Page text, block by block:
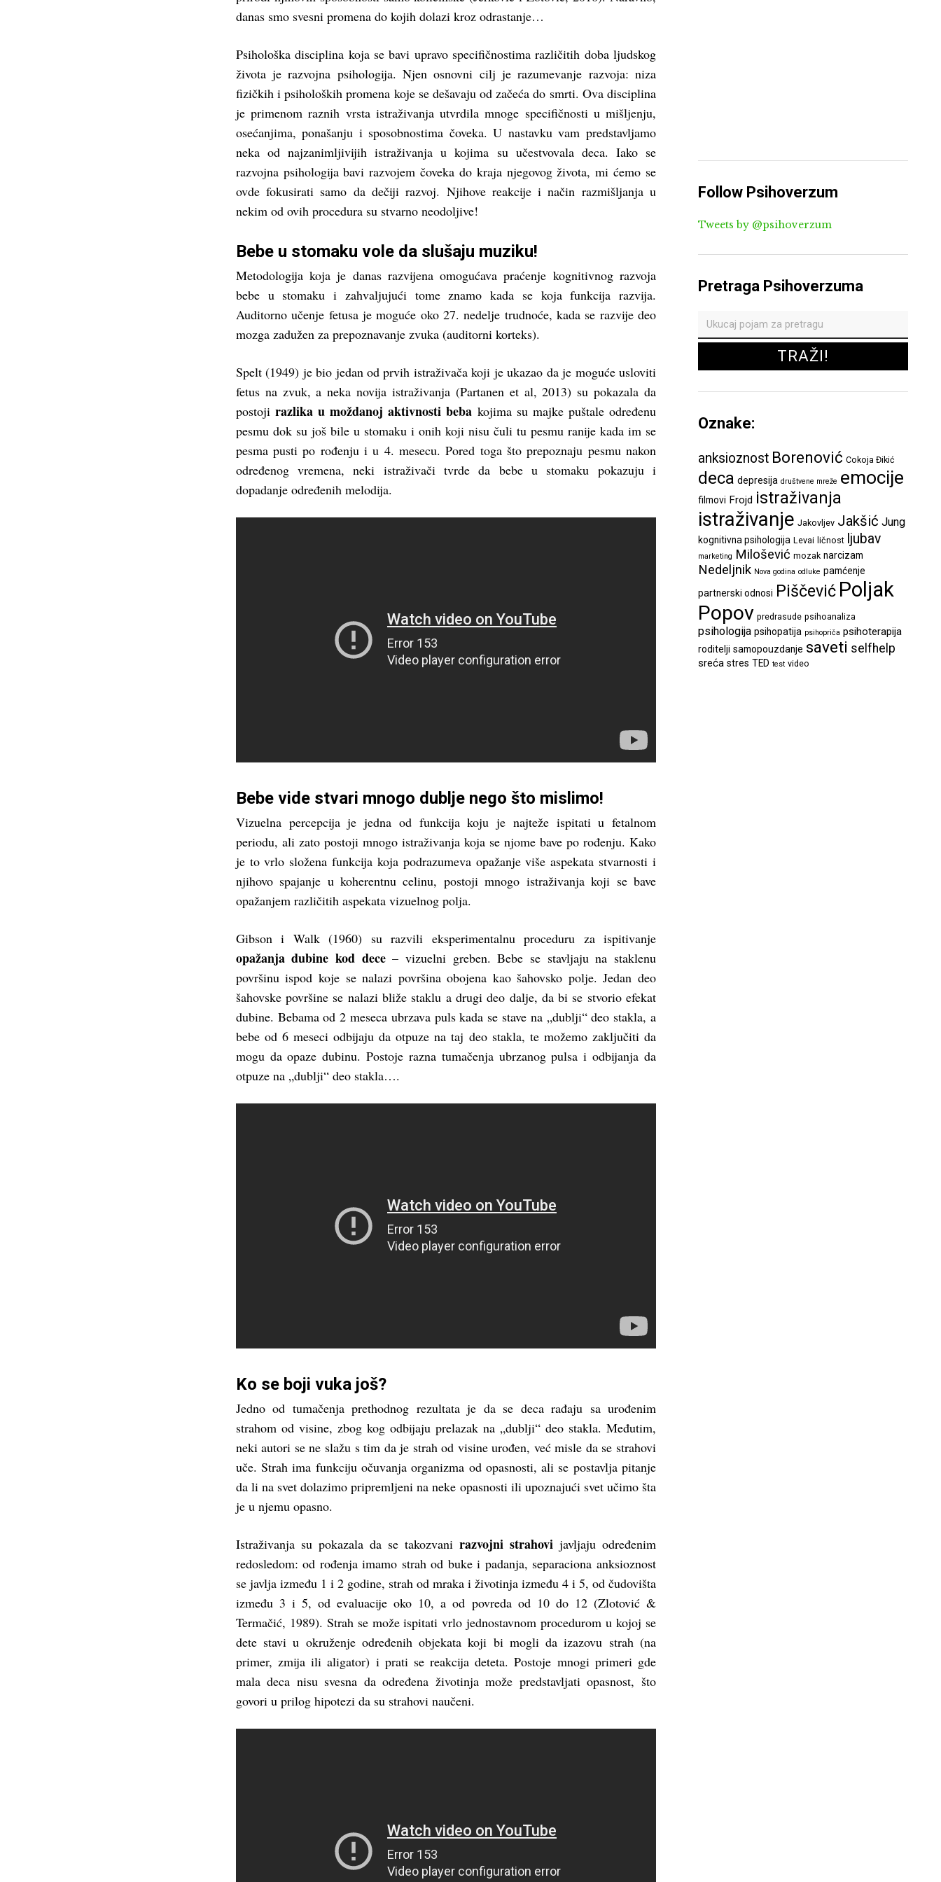
danas smo svesni promena do kojih dolazi kroz odrastanje…
Psihološka disciplina koja se bavi upravo specifičnostima različitih doba ljudskog
života je razvojna psihologija. Njen osnovni cilj je razumevanje razvoja: niza
fizičkih i psiholoških promena koje se dešavaju od začeća do smrti. Ova disciplina
je primenom raznih vrsta istraživanja utvrdila mnoge specifičnosti u mišljenju,
osećanjima, ponašanju i sposobnostima čoveka. U nastavku vam predstavljamo
neka od najzanimljivijih istraživanja u kojima su učestvovala deca. Iako se
razvojna psihologija bavi razvojem čoveka do kraja njegovog života, mi ćemo se
ovde fokusirati samo da dečiji razvoj. Njihove reakcije i način razmišljanja u
nekim od ovih procedura su stvarno neodoljive!
Bebe u stomaku vole da slušaju muziku!
Metodologija koja je danas razvijena omogućava praćenje kognitivnog razvoja
bebe u stomaku i zahvaljujući tome znamo kada se koja funkcija razvija.
Auditorno učenje fetusa je moguće oko 27. nedelje trudnoće, kada se razvije deo
mozga zadužen za prepoznavanje zvuka (auditorni korteks).
Spelt (1949) je bio jedan od prvih istraživača koji je ukazao da je moguće usloviti
fetus na zvuk, a neka novija istraživanja (Partanen et al, 2013) su pokazala da
postoji razlika u moždanoj aktivnosti beba kojima su majke puštale određenu
pesmu dok su još bile u stomaku i onih koji nisu čuli tu pesmu ranije kada im se
pesma pusti po rođenju i u 4. mesecu. Pored toga što prepoznaju pesmu nakon
određenog vremena, neki istraživači tvrde da bebe u stomaku pokazuju i
dopadanje određenih melodija.
Bebe vide stvari mnogo dublje nego što mislimo!
Vizuelna percepcija je jedna od funkcija koju je najteže ispitati u fetalnom
periodu, ali zato postoji mnogo istraživanja koja se njome bave po rođenju. Kako
je to vrlo složena funkcija koja podrazumeva opažanje više aspekata stvarnosti i
njihovo spajanje u koherentnu celinu, postoji mnogo istraživanja koji se bave
opažanjem različitih aspekata vizuelnog polja.
Gibson i Walk (1960) su razvili eksperimentalnu proceduru za ispitivanje
opažanja dubine kod dece– vizuelni greben. Bebe se stavljaju na staklenu
površinu ispod koje se nalazi površina obojena kao šahovsko polje. Jedan deo
šahovske površine se nalazi bliže staklu a drugi deo dalje, da bi se stvorio efekat
dubine. Bebama od 2 meseca ubrzava puls kada se stave na „dublji“ deo stakla, a
bebe od 6 meseci odbijaju da otpuze na taj deo stakla, te možemo zaključiti da
mogu da opaze dubinu. Postoje razna tumačenja ubrzanog pulsa i odbijanja da
otpuze na „dublji“ deo stakla….
Ko se boji vuka još?
Jedno od tumačenja prethodnog rezultata je da se deca rađaju sa urođenim
strahom od visine, zbog kog odbijaju prelazak na „dublji“ deo stakla. Međutim,
neki autori se ne slažu s tim da je strah od visine urođen, već misle da se strahovi
uče. Strah ima funkciju očuvanja organizma od opasnosti, ali se postavlja pitanje
da li na svet dolazimo pripremljeni na neke opasnosti ili upoznajući svet učimo šta
je u njemu opasno.
Istraživanja su pokazala da se takozvani razvojni strahovijavljaju određenim
redosledom: od rođenja imamo strah od buke i padanja, separaciona anksioznost
se javlja između 1 i 2 godine, strah od mraka i životinja između 4 i 5, od čudovišta
između 3 i 5, od evaluacije oko 10, a od povreda od 10 do 12 (Zlotović &
Termačić, 1989). Strah se može ispitati vrlo jednostavnom procedurom u kojoj se
dete stavi u okruženje određenih objekata koji bi mogli da izazovu strah (na
primer, zmija ili aligator) i prati se reakcija deteta. Postoje mnogi primeri gde
mala deca nisu svesna da određena životinja može predstavljati opasnost, što
govori u prilog hipotezi da su strahovi naučeni.
Follow Psihoverzum
Tweets by @psihoverzum
Pretraga Psihoverzuma
Oznake:
anksioznost Borenović Cokoja Đikić
deca depresija društvene mreže emocije
filmovi Frojd istraživanja
istraživanje Jakovljev Jakšić Jung
kognitivna psihologija Levai ličnost ljubav
marketing Milošević mozak narcizam
Nedeljnik Nova godina odluke pamćenje
partnerski odnosi Piščević Poljak
Popov predrasude psihoanaliza
psihologija psihopatija psihopriča psihoterapija
roditelji samopouzdanje saveti selfhelp
sreća stres TED test video